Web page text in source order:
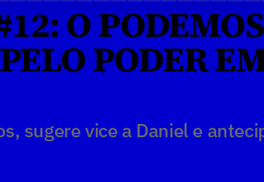
O
PODER
sugere vice a Daniel e